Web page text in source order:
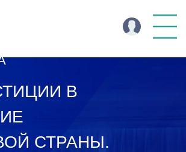
В
СТРАНЫ.